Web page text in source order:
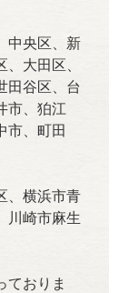
中央区、新
大田区、
田谷区、台
市、狛江
市、町田
、横浜市青
川崎市麻生
ておりま